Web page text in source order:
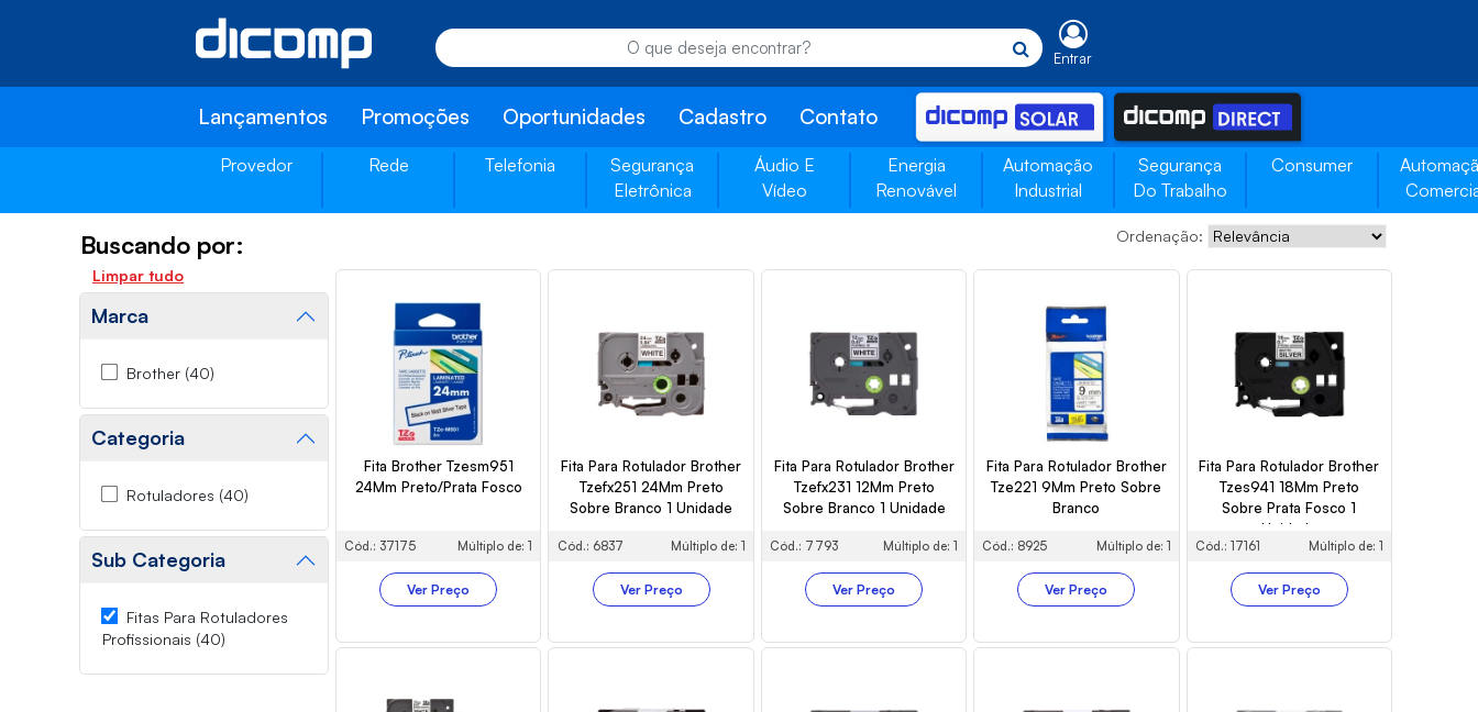
Entrar
Lançamentos Promoções Oportunidades Cadastro Contato
Provedor Rede Telefonia
Segurança
Eletrônica
Áudio E
Vídeo
Energia
Renovável
Automação
Industrial
Segurança
Do Trabalho
Consumer
Buscando por: Ordenação:
Limpar tudo
Marca
Brother (40)
Categoria
Rotuladores (40)
Sub Categoria
Fitas Para Rotuladores
Profissionais (40)
Fita Brother Tzesm951
24Mm Preto/Prata Fosco
Cód.: 37175 Múltiplo de: 1
Ver Preço
Fita Para Rotulador Brother
Tzefx251 24Mm Preto
Sobre Branco 1 Unidade
Cód.: 6837 Múltiplo de: 1
Ver Preço
Fita Para Rotulador Brother
Tzefx231 12Mm Preto
Sobre Branco 1 Unidade
Cód.: 7793 Múltiplo de: 1
Ver Preço
Fita Para Rotulador Brother
Tze221 9Mm Preto Sobre
Branco
Cód.: 8925 Múltiplo de: 1
Ver Preço
Fita Para Rotulador Brother
Tzes941 18Mm Preto
Sobre Prata Fosco 1
Unidade
Cód.: 17161 Múltiplo de: 1
Ver Preço